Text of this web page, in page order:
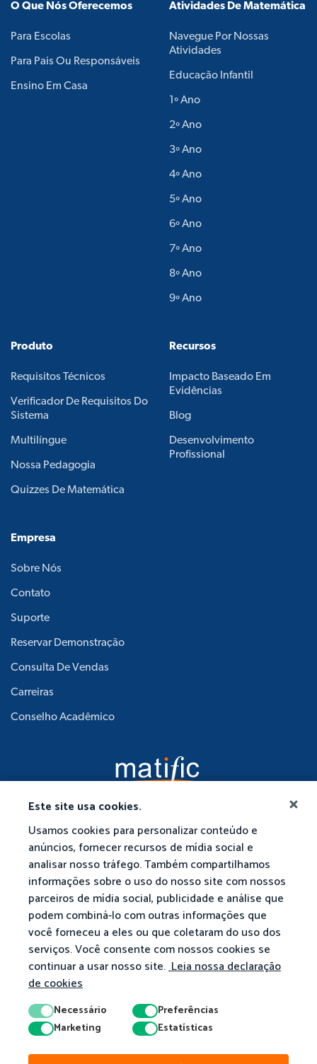
Este site usa cookies.
Usamos cookies para personalizar conteúdo e
anúncios, fornecer recursos de mídia social e
analisar nosso tráfego. Também compartilhamos
informações sobre o uso do nosso site com nossos
parceiros de mídia social, publicidade e análise que
podem combiná-lo com outras informações que
você forneceu a eles ou que coletaram do uso dos
serviços. Você consente com nossos cookies se
continuar a usar nosso site.Leia nossa declaração
de cookies
Necessário
Preferências
Marketing
Estatísticas
O Que Nós Oferecemos
Para Escolas
Para Pais Ou Responsáveis
Ensino Em Casa
Atividades De Matemática
Navegue Por Nossas
Atividades
Educação Infantil
1º Ano
2º Ano
3º Ano
4º Ano
5º Ano
6º Ano
7º Ano
8º Ano
9º Ano
Produto
Requisitos Técnicos
Verificador De Requisitos Do
Sistema
Multilíngue
Nossa Pedagogia
Quizzes De Matemática
Recursos
Impacto Baseado Em
Evidências
Blog
Desenvolvimento
Profissional
Empresa
Sobre Nós
Contato
Suporte
Reservar Demonstração
Consulta De Vendas
Carreiras
Conselho Acadêmico